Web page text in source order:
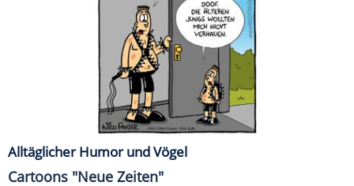
Alltäglicher Humor und Vögel
Cartoons "Neue Zeiten"